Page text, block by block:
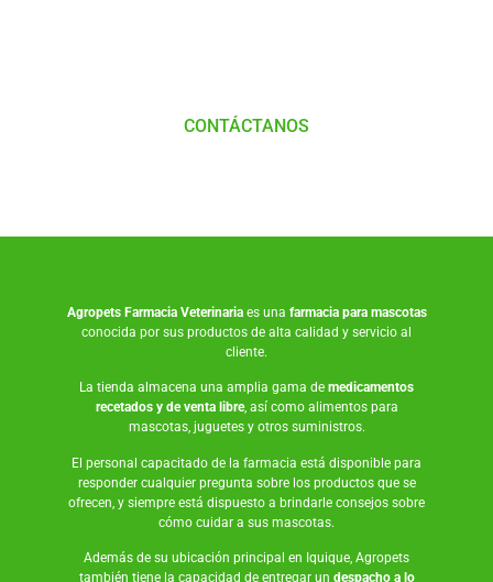
CONTÁCTANOS
Agropets Farmacia Veterinariaes una farmacia para mascotas
conocida por sus productos de alta calidad y servicio al
cliente.
La tienda almacena una amplia gama de medicamentos
recetados y de venta libre, así como alimentos para
mascotas, juguetesy otros suministros.
El personal capacitado de la farmacia está disponible para
responder cualquier pregunta sobre los productos que se
ofrecen, y siempre está dispuesto a brindarle consejos sobre
cómo cuidar a sus mascotas.
Además de su ubicación principal en Iquique, Agropets
también tiene la capacidad de entregar un despacho a lo